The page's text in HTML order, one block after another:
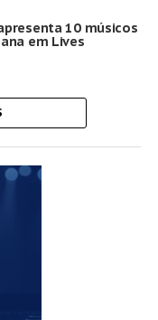
10 músicos
em Lives